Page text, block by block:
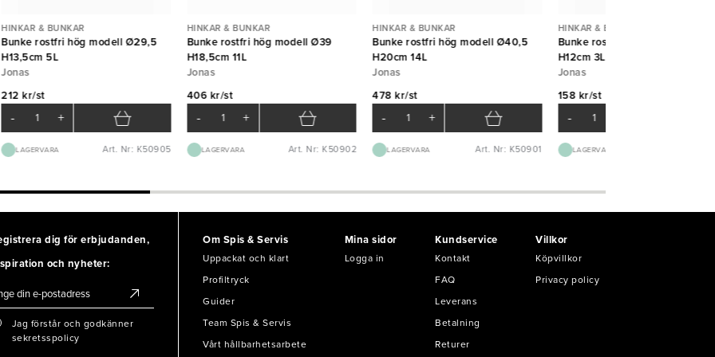
HINKAR & BUNKAR
Bunke rostfri hög modell Ø29,5
H13,5cm 5L
Jonas
212 kr/st
- +
LAGERVARA Art. Nr: K50905
HINKAR & BUNKAR
Bunke rostfri hög modell Ø39
H18,5cm 11L
Jonas
406 kr/st
- +
LAGERVARA Art. Nr: K50902
HINKAR & BUNKAR
Bunke rostfri hög modell Ø40,5
H20cm 14L
Jonas
478 kr/st
- +
LAGERVARA Art. Nr: K50901
HINKAR & BUNKAR
Bunke rostfri hög modell Ø25
H12cm 3L
Jonas
158 kr/st
-
LAGERVARA
dig för erbjudanden,
och nyheter:
Jag förstår och godkänner
sekretsspolicy
Om Spis & Servis
Uppackat och klart
Profiltryck
Guider
Team Spis & Servis
Vårt hållbarhetsarbete
Mina sidor
Logga in
Kundservice
Kontakt
FAQ
Leverans
Betalning
Returer
Villkor
Köpvillkor
Privacy policy